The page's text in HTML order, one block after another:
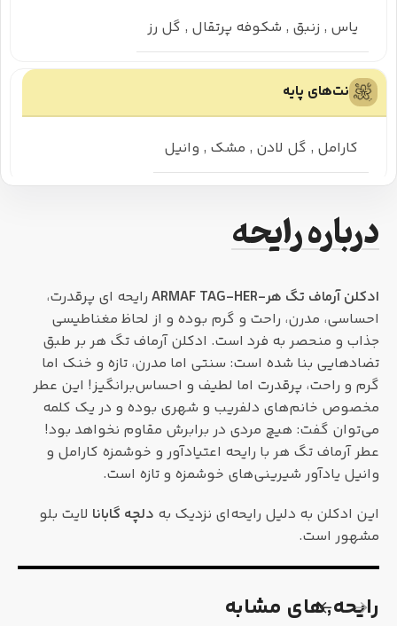
یاس , زنبق , شکوفه پرتقال , گل رز
نت‌های پایه
کارامل , گل لادن , مشک , وانیل
درباره رایحه
ادکلن آرماف تگ هر-ARMAF TAG-HER
رایحه ای پرقدرت،
احساسی، مدرن، راحت و گرم بوده و از لحاظ مغناطیسی
جذاب و منحصر به فرد است. ادکلن آرماف تگ هر بر طبق
تضادهایی بنا شده است: سنتی اما مدرن، تازه و خنک اما
گرم و راحت، پرقدرت اما لطیف و احساس‌برانگیز! این عطر
مخصوص خانم‌های دلفریب و شهری بوده و در یک کلمه
می‌توان گفت: هیچ مردی در برابرش مقاوم نخواهد بود!
عطر آرماف تگ هر با رایحه اعتیادآور و خوشمزه کارامل و
وانیل یادآور شیرینی‌های خوشمزه و تازه است.
این ادکلن به دلیل رایحه‌ای نزدیک به دلچه گابانا لایت بلو
مشهور است.
رایحه٬های مشابه